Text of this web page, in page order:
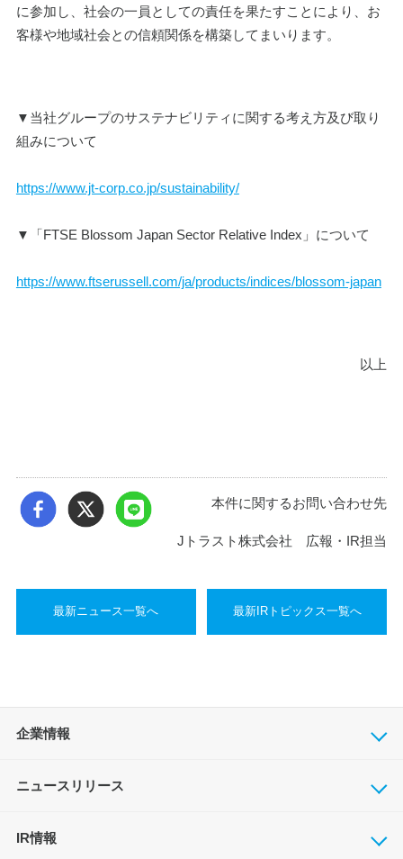
に参加し、社会の一員としての責任を果たすことにより、お
客様や地域社会との信頼関係を構築してまいります。
▼当社グループのサステナビリティに関する考え方及び取り
組みについて
https://www.jt-corp.co.jp/sustainability/
▼「FTSE Blossom Japan Sector Relative Index」について
https://www.ftserussell.com/ja/products/indices/blossom-japan
以上
本件に関するお問い合わせ先
Jトラスト株式会社 広報・IR担当
最新ニュース一覧へ 最新IRトピックス一覧へ
企業情報
ニュースリリース
IR情報